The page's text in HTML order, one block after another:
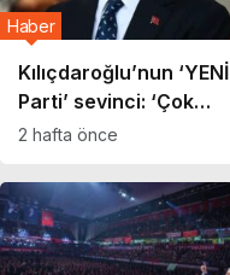
Kılıçdaroğlu’nun ‘YENİ
Parti’ sevinci: ‘Çok
şükür arınma
Haber
2 hafta önce